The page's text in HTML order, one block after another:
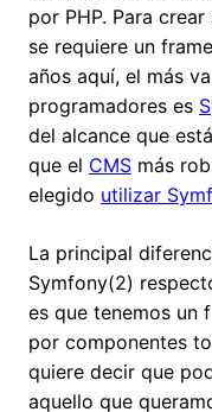
por PHP. Para
se requiere un
años aquí, el más
programadores es
del alcance que
que el CMS más
elegido utilizar
La principal
Symfony(2)
es que tenemos un
por componentes
quiere decir que
aquello que